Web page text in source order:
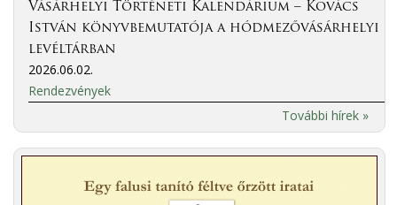
Vásárhelyi Történeti Kalendárium – Kovács
István könyvbemutatója a hódmezővásárhelyi
levéltárban
2026.06.02.
Rendezvények
További hírek »